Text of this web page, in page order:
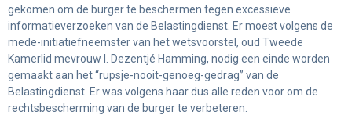
gekomen om de burger te beschermen tegen excessieve
informatieverzoeken van de Belastingdienst. Er moest volgens de
mede-initiatiefneemster van het wetsvoorstel, oud Tweede
Kamerlid mevrouw I. Dezentjé Hamming, nodig een einde worden
gemaakt aan het “rupsje-nooit-genoeg-gedrag” van de
Belastingdienst. Er was volgens haar dus alle reden voor om de
rechtsbescherming van de burger te verbeteren.